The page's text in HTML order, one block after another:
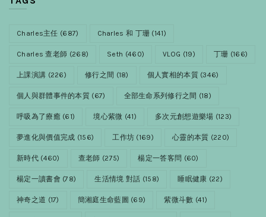
Charles主任 (687) Charles 和 丁珊 (141)
Charles 查老師 (268) Seth (460) VLOG (19) 丁珊 (166)
上課演講 (226) 修行之間 (18) 個人實相的本質(346)
個人與群體事件的本質 (67) 全部生命系列修行之間 (18)
呼吸為了療癒 (61) 境心紫微 (41) 多次元創想遊樂場 (123)
夢進化與價值完成 (156) 工作坊 (169) 心靈的本質 (220)
新時代(460) 查老師 (275) 楊定一答客問 (60)
楊定一讀書會 (78) 生活情境 對話 (158) 睡眠健康 (22)
神奇之道 (17) 簡湘庭生命藍圖 (69) 紫微斗數 (41)